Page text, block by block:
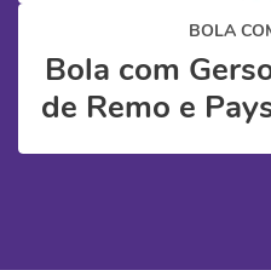
BOLA
Bola com
de Remo e